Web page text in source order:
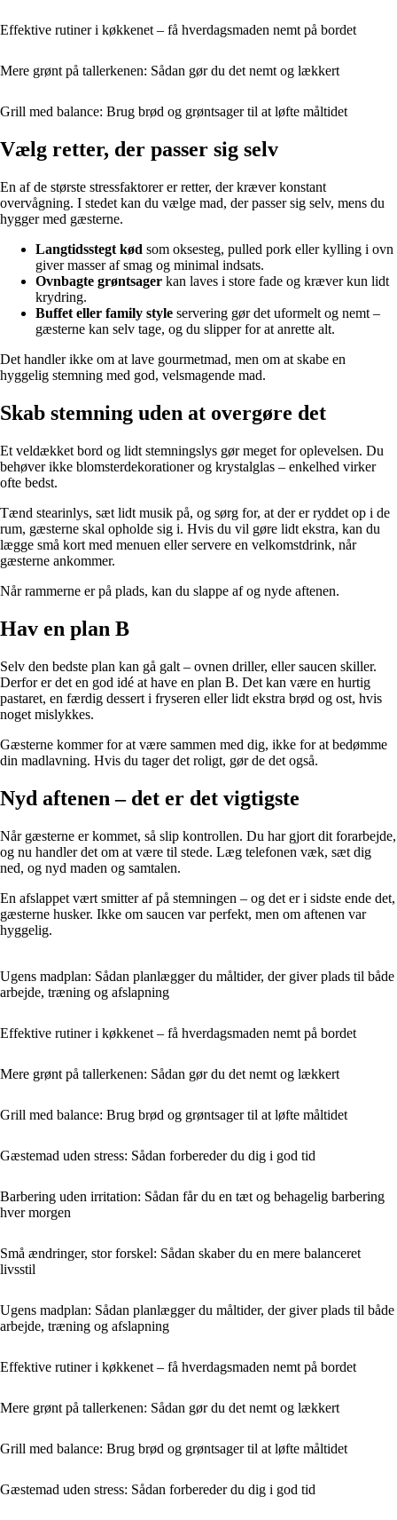
Effektive rutiner i køkkenet – få hverdagsmaden nemt på bordet
Mere grønt på tallerkenen: Sådan gør du det nemt og lækkert
Grill med balance: Brug brød og grøntsager til at løfte måltidet
Vælg retter, der passer sig selv
En af de største stressfaktorer er retter, der kræver konstant
overvågning. I stedet kan du vælge mad, der passer sig selv, mens du
hygger med gæsterne.
Langtidsstegt kød som oksesteg, pulled pork eller kylling i ovn
giver masser af smag og minimal indsats.
Ovnbagte grøntsager kan laves i store fade og kræver kun lidt
krydring.
Buffet eller family style servering gør det uformelt og nemt –
gæsterne kan selv tage, og du slipper for at anrette alt.
Det handler ikke om at lave gourmetmad, men om at skabe en
hyggelig stemning med god, velsmagende mad.
Skab stemning uden at overgøre det
Et veldækket bord og lidt stemningslys gør meget for oplevelsen. Du
behøver ikke blomsterdekorationer og krystalglas – enkelhed virker
ofte bedst.
Tænd stearinlys, sæt lidt musik på, og sørg for, at der er ryddet op i de
rum, gæsterne skal opholde sig i. Hvis du vil gøre lidt ekstra, kan du
lægge små kort med menuen eller servere en velkomstdrink, når
gæsterne ankommer.
Når rammerne er på plads, kan du slappe af og nyde aftenen.
Hav en plan B
Selv den bedste plan kan gå galt – ovnen driller, eller saucen skiller.
Derfor er det en god idé at have en plan B. Det kan være en hurtig
pastaret, en færdig dessert i fryseren eller lidt ekstra brød og ost, hvis
noget mislykkes.
Gæsterne kommer for at være sammen med dig, ikke for at bedømme
din madlavning. Hvis du tager det roligt, gør de det også.
Nyd aftenen – det er det vigtigste
Når gæsterne er kommet, så slip kontrollen. Du har gjort dit forarbejde,
og nu handler det om at være til stede. Læg telefonen væk, sæt dig
ned, og nyd maden og samtalen.
En afslappet vært smitter af på stemningen – og det er i sidste ende det,
gæsterne husker. Ikke om saucen var perfekt, men om aftenen var
hyggelig.
Ugens madplan: Sådan planlægger du måltider, der giver plads til både
arbejde, træning og afslapning
Effektive rutiner i køkkenet – få hverdagsmaden nemt på bordet
Mere grønt på tallerkenen: Sådan gør du det nemt og lækkert
Grill med balance: Brug brød og grøntsager til at løfte måltidet
Gæstemad uden stress: Sådan forbereder du dig i god tid
Barbering uden irritation: Sådan får du en tæt og behagelig barbering
hver morgen
Små ændringer, stor forskel: Sådan skaber du en mere balanceret
livsstil
Ugens madplan: Sådan planlægger du måltider, der giver plads til både
arbejde, træning og afslapning
Effektive rutiner i køkkenet – få hverdagsmaden nemt på bordet
Mere grønt på tallerkenen: Sådan gør du det nemt og lækkert
Grill med balance: Brug brød og grøntsager til at løfte måltidet
Gæstemad uden stress: Sådan forbereder du dig i god tid